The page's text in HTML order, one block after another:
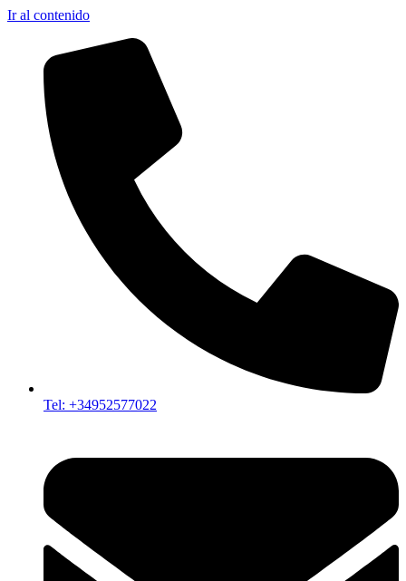
Ir al contenido
Tel: +34952577022